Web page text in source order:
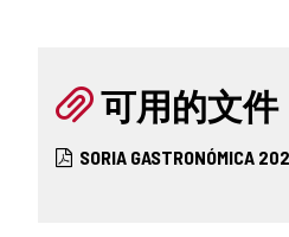
可用的文件
SORIA GASTRONÓMICA